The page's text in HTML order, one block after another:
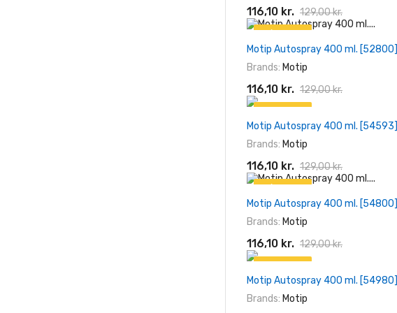
116,10 kr. 129,00 kr.
På tilbud!
-10%
Motip Autospray 400 ml. [52800]
Brands: Motip
116,10 kr. 129,00 kr.
På tilbud!
-10%
Motip Autospray 400 ml. [54593]
Brands: Motip
116,10 kr. 129,00 kr.
På tilbud!
-10%
Motip Autospray 400 ml. [54800]
Brands: Motip
116,10 kr. 129,00 kr.
På tilbud!
-10%
Motip Autospray 400 ml. [54980]
Brands: Motip